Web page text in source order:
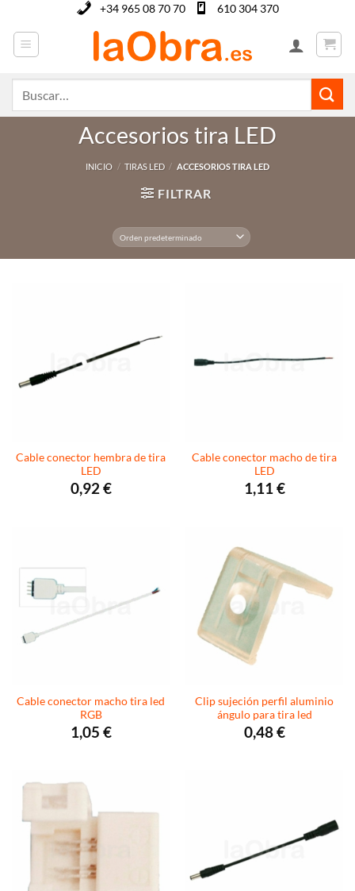
contenido
+34 965 08 70 70 610 304 370
Accesorios tira LED
INICIO / TIRAS LED / ACCESORIOS TIRA LED
FILTRAR
Cable conector hembra de tira
LED
0,92 €
Cable conector macho de tira
LED
1,11€
Cable conector macho tira led
RGB
1,05 €
Clip sujeción perfil aluminio
ángulo para tira led
0,48€